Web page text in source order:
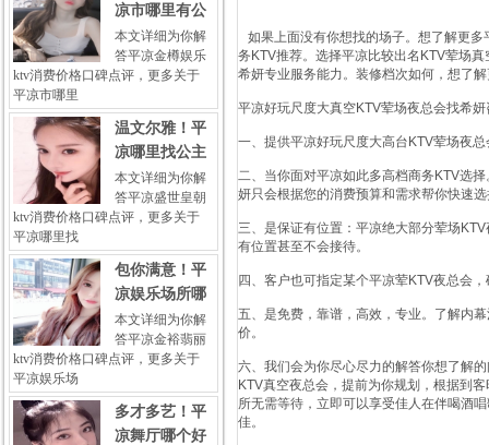
如果上面没有你想找的场子。想了解更
务KTV推荐。选择平凉比较出名KTV荤场
希妍专业服务能力。装修档次如何，想了
平凉好玩尺度大真空KTV荤场夜总会找希
一、提供平凉好玩尺度大高台KTV荤场夜
二、当你面对平凉如此多高档商务KTV选
妍只会根据您的消费预算和需求帮你快速
三、是保证有位置：平凉绝大部分荤场
有位置甚至不会接待。
四、客户也可指定某个平凉荤KTV夜总会
五、是免费，靠谱，高效，专业。了解内
价。
六、我们会为你尽心尽力的解答你想了解
KTV真空夜总会，提前为你规划，根据到
所无需等待，立即可以享受佳人在伴喝酒
佳。
凉市哪里有公
本文详细为你解
答平凉金樽娱乐
ktv消费价格口碑点评，更多关于
平凉市哪里
温文尔雅！平
凉哪里找公主
本文详细为你解
答平凉盛世皇朝
ktv消费价格口碑点评，更多关于
平凉哪里找
包你满意！平
凉娱乐场所哪
本文详细为你解
答平凉金裕翡丽
ktv消费价格口碑点评，更多关于
平凉娱乐场
多才多艺！平
凉舞厅哪个好